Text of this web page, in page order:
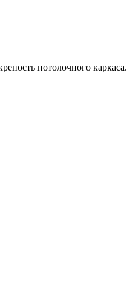
потолочного каркаса.